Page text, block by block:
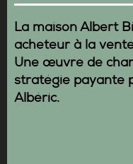
La maison Albert
acheteur à la
Une œuvre de
stratégie payante
Albéric.